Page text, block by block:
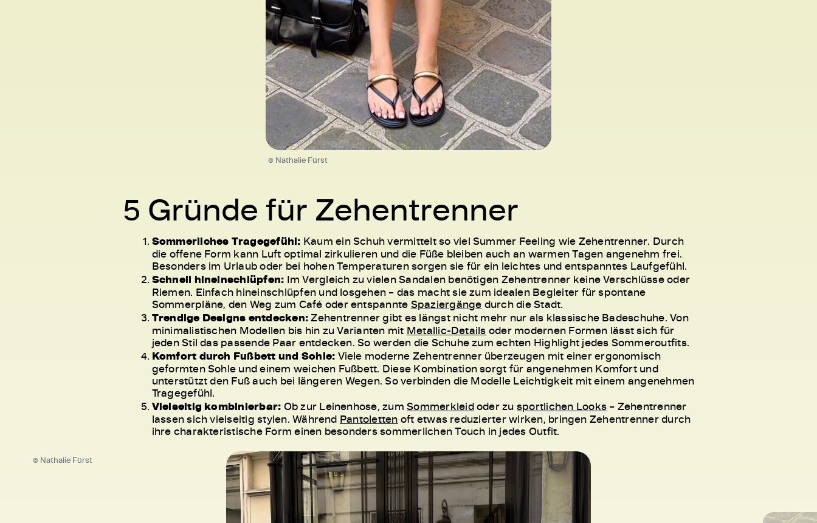
Unmute /
Loaded
100.00%
© Nathalie Fürst
5 Gründe für Zehentrenner
Sommerliches Tragegefühl: Kaum ein Schuh vermittelt so viel Summer Feeling wie Zehentrenner. Durch
die offene Form kann Luft optimal zirkulieren und die Füße bleiben auch an warmen Tagen angenehm frei.
Besonders im Urlaub oder bei hohen Temperaturen sorgen sie für ein leichtes und entspanntes Laufgefühl.
Schnell hineinschlüpfen: Im Vergleich zu vielen Sandalen benötigen Zehentrenner keine Verschlüsse oder
Riemen. Einfach hineinschlüpfen und losgehen – das macht sie zum idealen Begleiter für spontane
Sommerpläne, den Weg zum Café oder entspannte Spaziergänge durch die Stadt.
Trendige Designs entdecken:Zehentrenner gibt es längst nicht mehr nur als klassische Badeschuhe. Von
minimalistischen Modellen bis hin zu Varianten mit Metallic-Details oder modernen Formen lässt sich für
jeden Stil das passende Paar entdecken. So werden die Schuhe zum echten Highlight jedes Sommeroutfits.
Komfort durch Fußbett und Sohle: Viele moderne Zehentrenner überzeugen mit einer ergonomisch
geformten Sohle und einem weichen Fußbett. Diese Kombination sorgt für angenehmen Komfort und
unterstützt den Fuß auch bei längeren Wegen. So verbinden die Modelle Leichtigkeit mit einem angenehmen
Tragegefühl.
Vielseitig kombinierbar: Ob zur Leinenhose, zum Sommerkleidoder zu sportlichen Looks – Zehentrenner
lassen sich vielseitig stylen. Während Pantoletten oft etwas reduzierter wirken, bringen Zehentrenner durch
ihre charakteristische Form einen besonders sommerlichen Touch in jedes Outfit.
© Nathalie Fürst